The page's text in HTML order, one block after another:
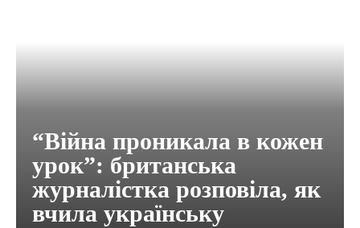
“Війна проникала в кожен
урок”: британська
журналістка розповіла, як
вчила українську